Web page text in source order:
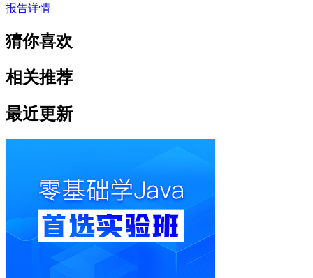
报告详情
猜你喜欢
相关推荐
最近更新